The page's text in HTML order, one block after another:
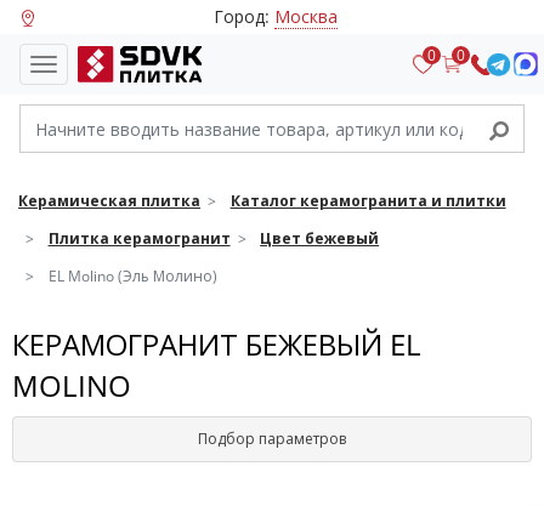
Город: Москва
0 0
Керамическая плитка
Каталог керамогранита и плитки
Плитка керамогранит
Цвет бежевый
EL Molino (Эль Молино)
КЕРАМОГРАНИТ БЕЖЕВЫЙ EL
MOLINO
Подбор параметров